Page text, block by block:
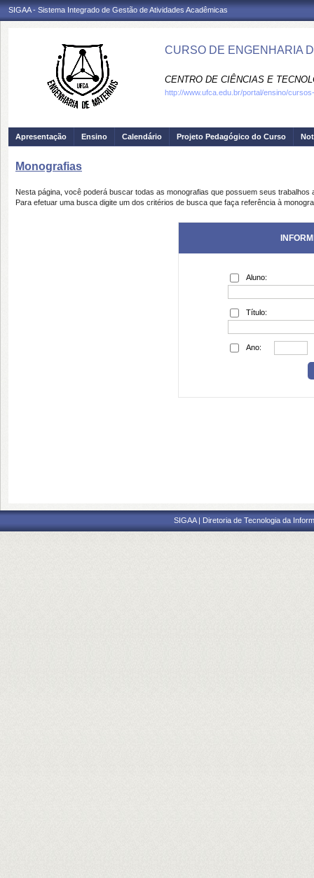
SIGAA - Sistema Integrado de Gestão de Atividades Acadêmicas
CURSO DE ENGENHARIA
CENTRO DE CIÊNCIAS E
http://www.ufca.edu.br/portal/ensino/
Apresentação Ensino Calendário Projeto Pedagógico do Curso
Monografias
Nesta página, você poderá buscar todas as monografias que possuem seus trabalhos
Para efetuar uma busca digite um dos critérios de busca que faça referência à
Aluno:
Título:
Ano:
SIGAA | Diretoria de Tecnologia da